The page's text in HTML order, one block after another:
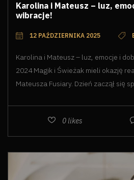
Karolina i Mateusz – luz,
wibracje!
12 PAŹDZIERNIKA 2025
Karolina i Mateusz – luz, emocje i
2024 Magik i Świeżak mieli okazję
Mateusza Fusiary. Dzień zaczął się
0likes